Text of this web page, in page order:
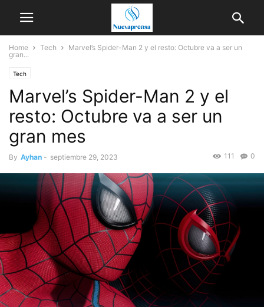
Home Tech
Marvel’s Spider-Man 2 y el resto: Octubre va a ser un
gran...
Tech
Marvel’s Spider-Man 2 y el
resto: Octubre va a ser un
gran mes
By Ayhan - septiembre 29, 2023 0
111